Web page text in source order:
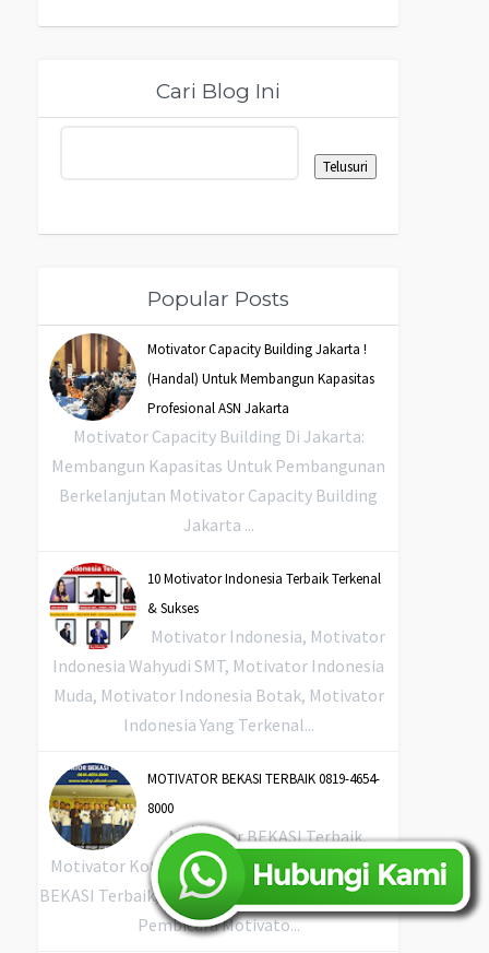
Cari Blog Ini
Popular Posts
Motivator Capacity Building Jakarta !
(Handal) Untuk Membangun Kapasitas
Profesional ASN Jakarta
Motivator Capacity Building Di Jakarta:
Membangun Kapasitas Untuk Pembangunan
Berkelanjutan Motivator Capacity Building
Jakarta ...
10 Motivator Indonesia Terbaik Terkenal
& Sukses
Motivator Indonesia, Motivator
Indonesia Wahyudi SMT, Motivator Indonesia
Muda, Motivator Indonesia Botak, Motivator
Indonesia Yang Terkenal...
MOTIVATOR BEKASI TERBAIK 0819-4654-
8000
Motivator BEKASI Terbaik,
Motivator Kota BEKASI Terbaik, Motivator Di
BEKASI Terbaik, Jasa Motivator BEKASI Terbaik,
Pembicara Motivato...